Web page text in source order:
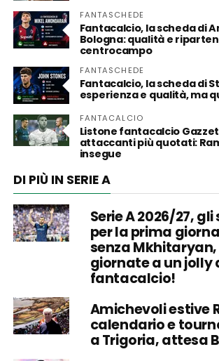
FANTASCHEDE
Fantacalcio, la scheda di
Bologna: qualità e
centrocampo
FANTASCHEDE
Fantacalcio, la scheda di
esperienza e qualità, ma
FANTACALCIO
Listone fantacalcio
attaccanti più quotati:
insegue
DI PIÙ IN SERIE A
Serie A 2026/27,
per la prima
senza
giornate a un jolly
fantacalcio!
Amichevoli estive
calendario e
a Trigoria, attesa